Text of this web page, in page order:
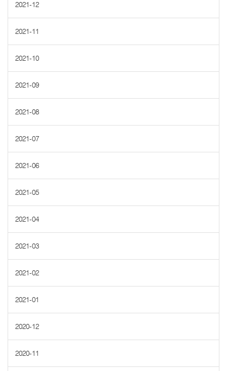
2021-12
2021-11
2021-10
2021-09
2021-08
2021-07
2021-06
2021-05
2021-04
2021-03
2021-02
2021-01
2020-12
2020-11